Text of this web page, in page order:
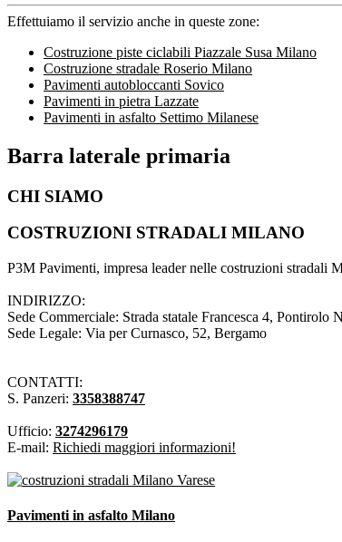
Effettuiamo il servizio anche in queste zone:
Costruzione piste ciclabili Piazzale Susa Milano
Costruzione stradale Roserio Milano
Pavimenti autobloccanti Sovico
Pavimenti in pietra Lazzate
Pavimenti in asfalto Settimo Milanese
Barra laterale primaria
CHI SIAMO
COSTRUZIONI STRADALI MILANO
P3M Pavimenti, impresa leader nelle costruzioni stradali
INDIRIZZO:
Sede Commerciale: Strada statale Francesca 4, Pontirolo
Sede Legale: Via per Curnasco, 52, Bergamo
CONTATTI:
S. Panzeri: 3358388747
Ufficio: 3274296179
E-mail: Richiedi maggiori informazioni!
Pavimenti in asfalto Milano